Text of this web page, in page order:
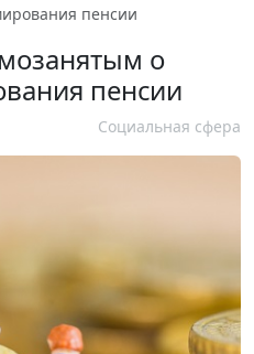
пенсии
о
пенсии
Социальная сфера